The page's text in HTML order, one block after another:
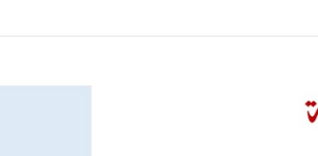
وتركيا وباكستان